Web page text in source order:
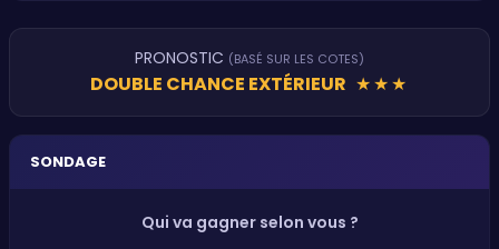
PRONOSTIC (BASÉ SUR LES COTES)
DOUBLE CHANCE EXTÉRIEUR ★★★
SONDAGE
Qui va gagner selon vous ?